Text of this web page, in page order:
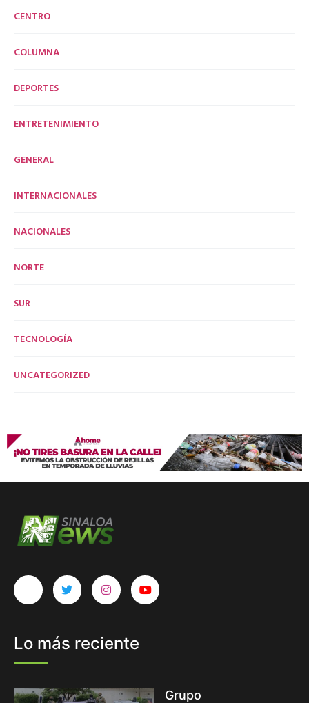
CENTRO
COLUMNA
DEPORTES
ENTRETENIMIENTO
GENERAL
INTERNACIONALES
NACIONALES
NORTE
SUR
TECNOLOGÍA
UNCATEGORIZED
Lo más reciente
Grupo